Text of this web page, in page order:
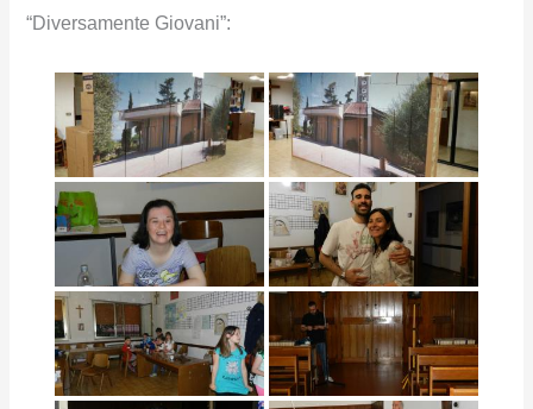
“Diversamente Giovani”: